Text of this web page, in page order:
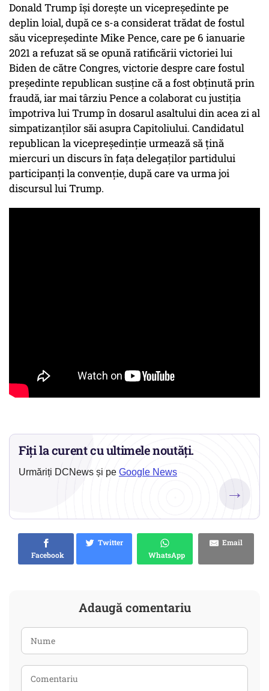
Donald Trump îşi doreşte un vicepreşedinte pe
deplin loial, după ce s-a considerat trădat de fostul
său vicepreşedinte Mike Pence, care pe 6 ianuarie
2021 a refuzat să se opună ratificării victoriei lui
Biden de către Congres, victorie despre care fostul
preşedinte republican susţine că a fost obţinută prin
fraudă, iar mai târziu Pence a colaborat cu justiţia
împotriva lui Trump în dosarul asaltului din acea zi al
simpatizanţilor săi asupra Capitoliului. Candidatul
republican la vicepreşedinţie urmează să ţină
miercuri un discurs în faţa delegaţilor partidului
participanţi la convenţie, după care va urma joi
discursul lui Trump.
Fiți la curent cu ultimele noutăți.
Urmăriți DCNews și pe Google News
→
Facebook
Twitter
WhatsApp
Email
Adaugă comentariu